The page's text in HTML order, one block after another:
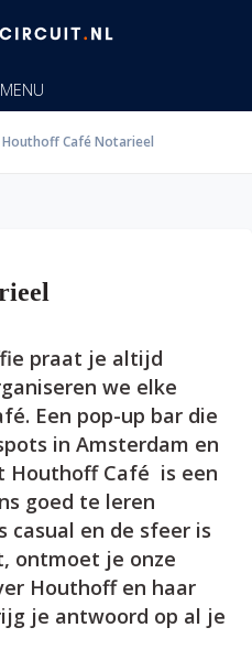
MENU
Houthoff Café Notarieel
praat je altijd
we elke
Een pop-up bar die
in Amsterdam en
Houthoff Café is een
goed te leren
casual en de sfeer is
ontmoet je onze
Houthoff en haar
je antwoord op al je